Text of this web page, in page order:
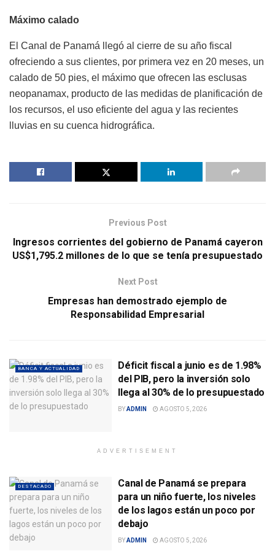
Máximo calado
El Canal de Panamá llegó al cierre de su año fiscal
ofreciendo a sus clientes, por primera vez en 20 meses, un
calado de 50 pies, el máximo que ofrecen las esclusas
neopanamax, producto de las medidas de planificación de
los recursos, el uso eficiente del agua y las recientes
lluvias en su cuenca hidrográfica.
Previous Post
Ingresos corrientes del gobierno de Panamá cayeron
US$1,795.2 millones de lo que se tenía presupuestado
Next Post
Empresas han demostrado ejemplo de
Responsabilidad Empresarial
BANCA Y ACTUALIDAD
Déficit fiscal a junio es de 1.98%
del PIB, pero la inversión solo
llega al 30% de lo presupuestado
BYADMIN AGOSTO 5, 2026
ADVERTISEMENT
DESTACADO
Canal de Panamá se prepara
para un niño fuerte, los niveles
de los lagos están un poco por
debajo
BYADMIN AGOSTO 5, 2026